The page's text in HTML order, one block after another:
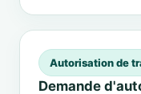
Autorisation de
Demande